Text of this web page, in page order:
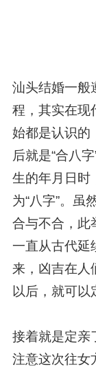
汕头结婚一般
程，其实在现
始都是认识的
后就是“合八
生的年月日时
为“八字”。虽
合与不合，此
一直从古代延
来，凶吉在人
以后，就可以
接着就是定亲
注意这次往女